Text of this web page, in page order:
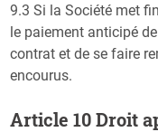
9.3 Si la Société met
le paiement anticipé
contrat et de se faire
encourus.
Article 10 Droit